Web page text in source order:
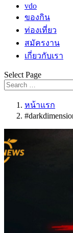
vdo
ของกิน
ท่องเที่ยว
สมัครงาน
เกี่ยวกับเรา
Select Page
หน้าแรก